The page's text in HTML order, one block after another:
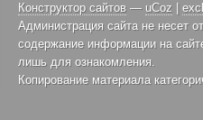
Конструктор сайтов — uCoz |
Администрация сайта не несет
содержание информации на
лишь для ознакомления.
Копирование материала